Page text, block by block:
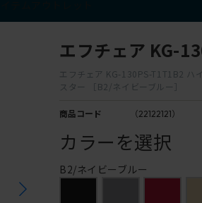
エフチェア KG-
エフチェア KG-130PS-T1T1B2 ハ
スター ［B2/ネイビーブルー］
商品コード （22122121）
カラーを選択
B2/ネイビーブルー